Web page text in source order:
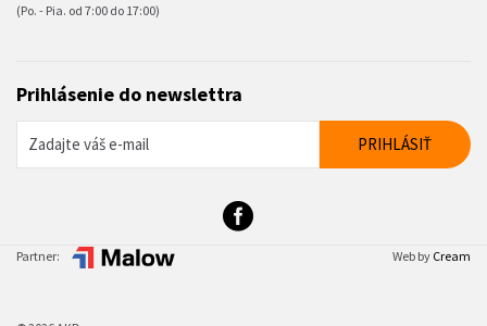
(Po. - Pia. od 7:00 do 17:00)
Prihlásenie do newslettra
Partner: Web by Cream